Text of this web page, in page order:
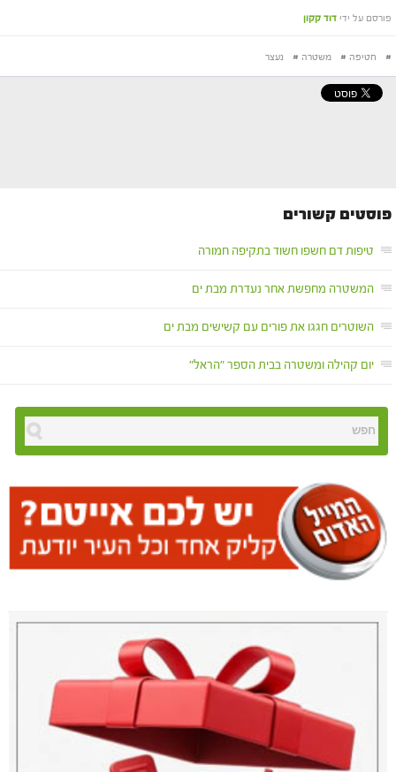
פורסם על ידי דוד קקון
# חטיפה # משטרה # נעצר
פוסטים קשורים
טיפות דם חשפו חשוד בתקיפה חמורה
המשטרה מחפשת אחר נעדרת מבת ים
השוטרים חגגו את פורים עם קשישים מבת ים
יום קהילה ומשטרה בבית הספר "הראל"